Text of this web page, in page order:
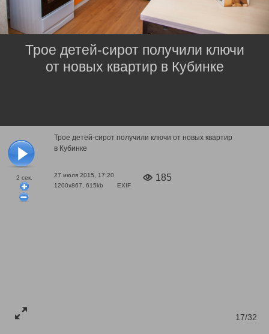
2 сек.
Трое детей-сирот получили ключи от новых квартир
в Кубинке
27 июля 2015, 17:20
1200x867, 615kb
EXIF
185
17/32
Трое детей-сирот получили ключи
от новых квартир в Кубинке